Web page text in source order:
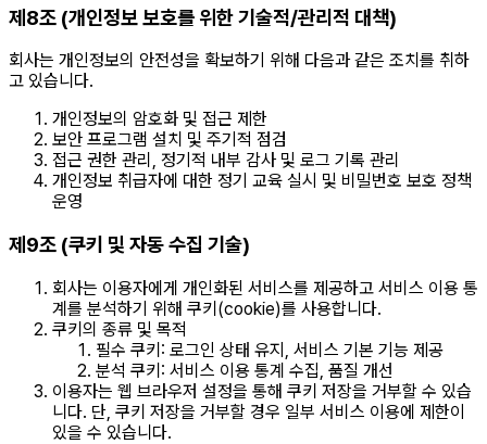
제8조 (개인정보 보호를 위한 기술적/관리적 대책)
회사는 개인정보의 안전성을 확보하기 위해 다음과 같은 조치를 취하
고 있습니다.
개인정보의 암호화 및 접근 제한
보안 프로그램 설치 및 주기적 점검
접근 권한 관리, 정기적 내부 감사 및 로그 기록 관리
개인정보 취급자에 대한 정기 교육 실시 및 비밀번호 보호 정책
운영
제9조 (쿠키 및 자동 수집 기술)
회사는 이용자에게 개인화된 서비스를 제공하고 서비스 이용 통
계를 분석하기 위해 쿠키(cookie)를 사용합니다.
쿠키의 종류 및 목적
필수 쿠키: 로그인 상태 유지, 서비스 기본 기능 제공
분석 쿠키: 서비스 이용 통계 수집, 품질 개선
이용자는 웹 브라우저 설정을 통해 쿠키 저장을 거부할 수 있습
니다. 단, 쿠키 저장을 거부할 경우 일부 서비스 이용에 제한이
있을 수 있습니다.